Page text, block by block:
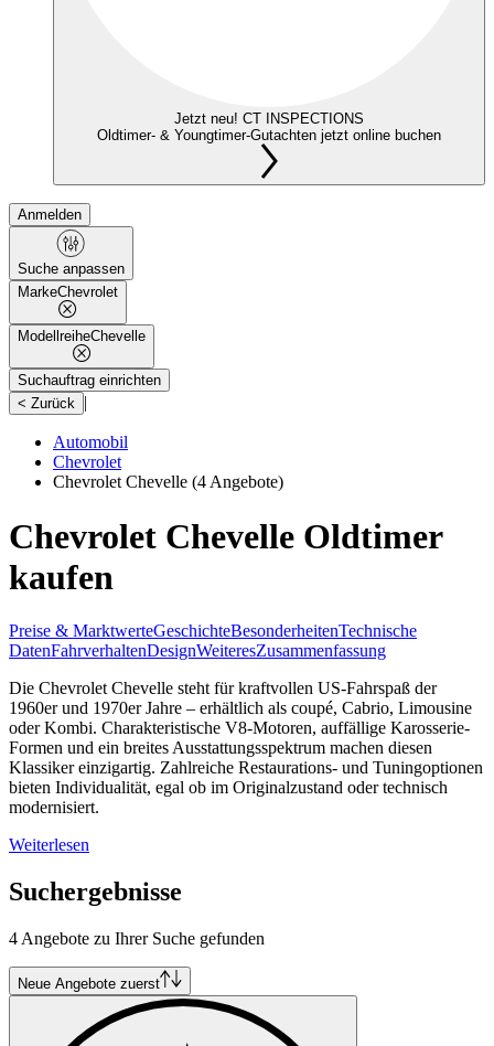
Jetzt neu! CT INSPECTIONS
Oldtimer- & Youngtimer-Gutachten jetzt online buchen
Anmelden
Suche anpassen
MarkeChevrolet
ModellreiheChevelle
Suchauftrag einrichten
< Zurück |
Automobil
Chevrolet
Chevrolet Chevelle (4 Angebote)
Chevrolet Chevelle Oldtimer
kaufen
Preise & MarktwerteGeschichteBesonderheitenTechnische
DatenFahrverhaltenDesignWeiteresZusammenfassung
Die Chevrolet Chevelle steht für kraftvollen US-Fahrspaß der
1960er und 1970er Jahre – erhältlich als coupé, Cabrio, Limousine
oder Kombi. Charakteristische V8-Motoren, auffällige Karosserie-
Formen und ein breites Ausstattungsspektrum machen diesen
Klassiker einzigartig. Zahlreiche Restaurations- und Tuningoptionen
bieten Individualität, egal ob im Originalzustand oder technisch
modernisiert.
Weiterlesen
Suchergebnisse
4 Angebote zu Ihrer Suche gefunden
Neue Angebote zuerst